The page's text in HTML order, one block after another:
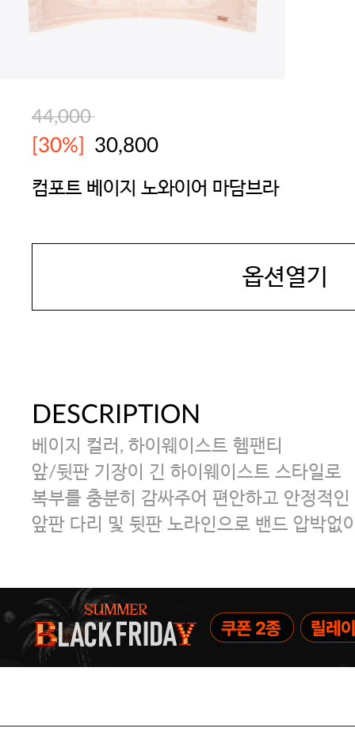
44,000
[30%] 30,800
컴포트 베이지 노와이어 마담브라
옵션열기
DESCRIPTION
베이지 컬러, 하이웨이스트 헴팬티
앞/뒷판 기장이 긴 하이웨이스트 스타일로
복부를 충분히 감싸주어 편안하고 안정적인
앞판 다리 및 뒷판 노라인으로 밴드 압박없